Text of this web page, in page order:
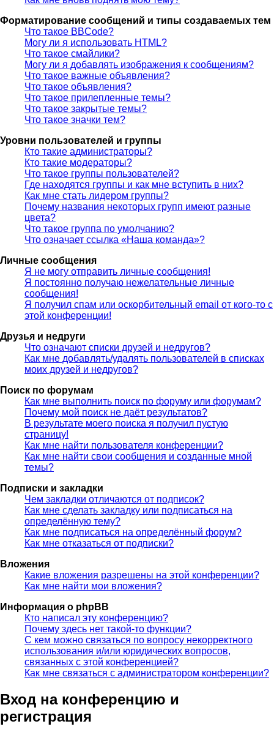
Форматирование сообщений и типы создаваемых тем
Что такое BBCode?
Могу ли я использовать HTML?
Что такое смайлики?
Могу ли я добавлять изображения к сообщениям?
Что такое важные объявления?
Что такое объявления?
Что такое прилепленные темы?
Что такое закрытые темы?
Что такое значки тем?
Уровни пользователей и группы
Кто такие администраторы?
Кто такие модераторы?
Что такое группы пользователей?
Где находятся группы и как мне вступить в них?
Как мне стать лидером группы?
Почему названия некоторых групп имеют разные
цвета?
Что такое группа по умолчанию?
Что означает ссылка «Наша команда»?
Личные сообщения
Я не могу отправить личные сообщения!
Я постоянно получаю нежелательные личные
сообщения!
Я получил спам или оскорбительный email от кого-то с
этой конференции!
Друзья и недруги
Что означают списки друзей и недругов?
Как мне добавлять/удалять пользователей в списках
моих друзей и недругов?
Поиск по форумам
Как мне выполнить поиск по форуму или форумам?
Почему мой поиск не даёт результатов?
В результате моего поиска я получил пустую
страницу!
Как мне найти пользователя конференции?
Как мне найти свои сообщения и созданные мной
темы?
Подписки и закладки
Чем закладки отличаются от подписок?
Как мне сделать закладку или подписаться на
определённую тему?
Как мне подписаться на определённый форум?
Как мне отказаться от подписки?
Вложения
Какие вложения разрешены на этой конференции?
Как мне найти мои вложения?
Информация о phpBB
Кто написал эту конференцию?
Почему здесь нет такой-то функции?
С кем можно связаться по вопросу некорректного
использования и/или юридических вопросов,
связанных с этой конференцией?
Как мне связаться с администратором конференции?
Вход на конференцию и
регистрация